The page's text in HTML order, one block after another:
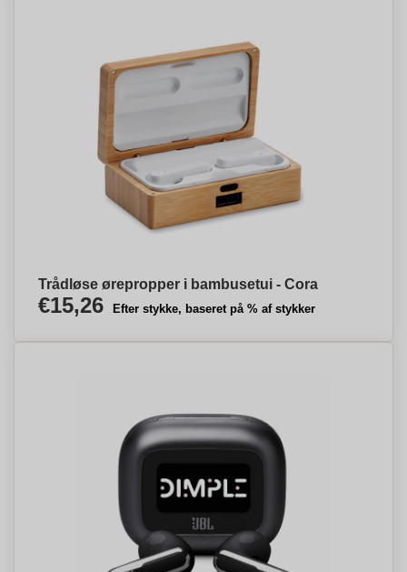
Trådløse ørepropper i bambusetui - Cora
€15,26 Efter stykke, baseret på % af stykker